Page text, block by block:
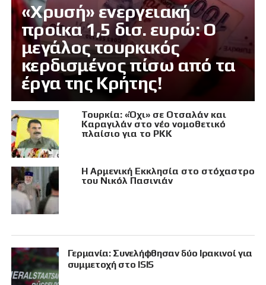
«Χρυσή» ενεργειακή
προίκα 1,5 δισ. ευρώ: Ο
μεγάλος τουρκικός
κερδισμένος πίσω από τα
έργα της Κρήτης!
Τουρκία: «Όχι» σε Οτσαλάν και
Καραγιλάν στο νέο νομοθετικό
πλαίσιο για το PKK
Η Αρμενική Εκκλησία στο στόχαστρο
του Νικόλ Πασινιάν
Γερμανία: Συνελήφθησαν δύο Ιρακινοί για
συμμετοχή στο ISIS